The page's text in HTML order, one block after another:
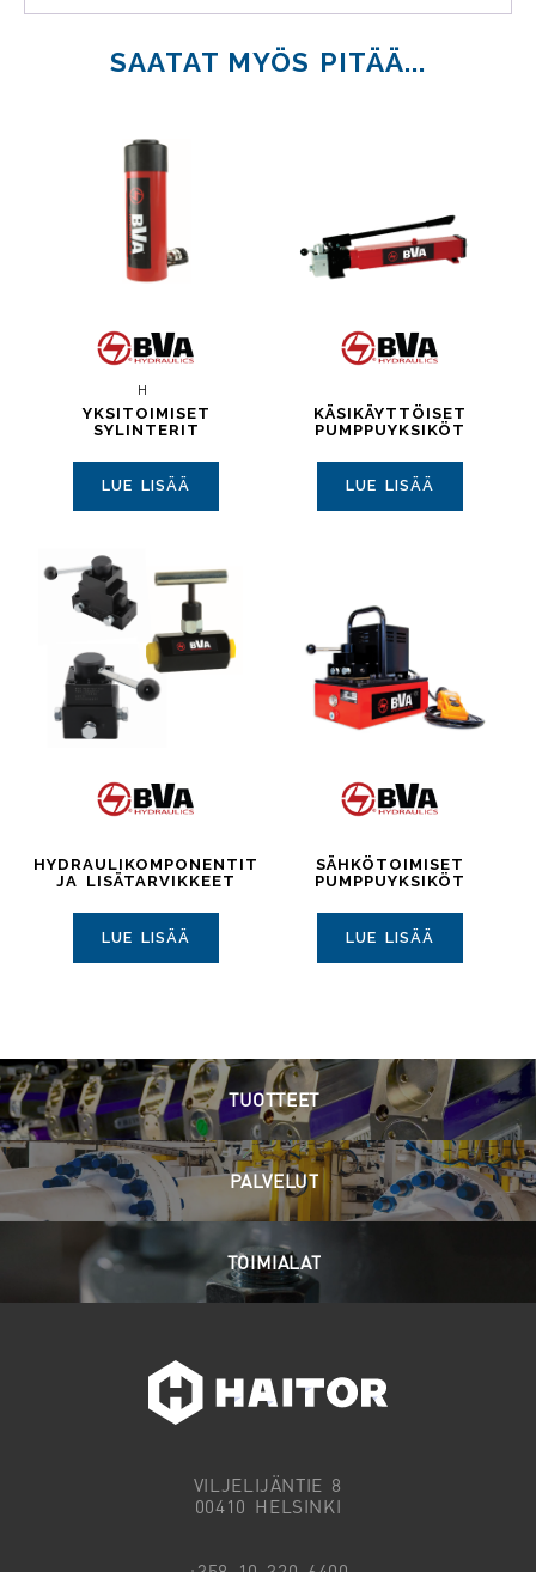
SAATAT MYÖS PITÄÄ...
H
YKSITOIMISET
SYLINTERIT
LUE LISÄÄ
KÄSIKÄYTTÖISET
PUMPPUYKSIKÖT
LUE LISÄÄ
HYDRAULIKOMPONENTIT
JA LISÄTARVIKKEET
LUE LISÄÄ
SÄHKÖTOIMISET
PUMPPUYKSIKÖT
LUE LISÄÄ
TUOTTEET
PALVELUT
TOIMIALAT
VILJELIJÄNTIE 8
00410 HELSINKI